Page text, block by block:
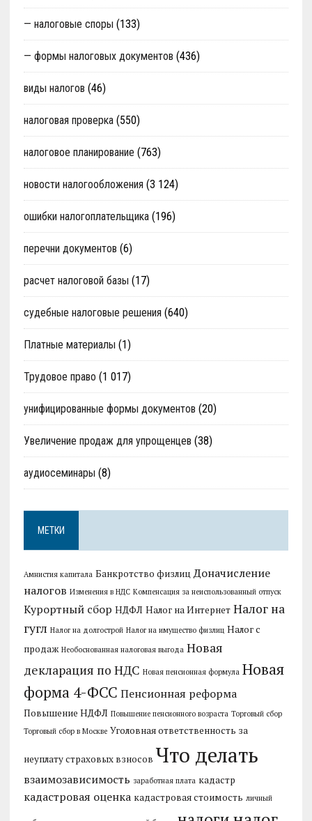
— налоговые споры (133)
— формы налоговых документов (436)
виды налогов (46)
налоговая проверка(550)
налоговое планирование (763)
новости налогообложения (3 124)
ошибки налогоплательщика(196)
перечни документов (6)
расчет налоговой базы (17)
судебные налоговые решения (640)
Платные материалы (1)
Трудовое право (1 017)
унифицированные формы документов (20)
Увеличение продаж для упрощенцев (38)
аудиосеминары (8)
МЕТКИ
Амнистия капитала Банкротство физлиц Доначисление
налогов Изменения в НДС Компенсация за неиспользованный отпуск
Курортный сбор НДФЛ Налог на Интернет Налог на
гугл Налог на долгострой Налог на имущество физлиц Налог с
продаж Необоснованная налоговая выгода Новая
декларация по НДС Новая пенсионная формула Новая
форма 4-ФСС Пенсионная реформа
Повышение НДФЛ Повышение пенсионного возраста Торговый сбор
Торговый сбор в Москве Уголовная ответственность за
неуплату страховых взносов Что делать
взаимозависимость заработная плата кадастр
кадастровая оценка кадастровая стоимость личный